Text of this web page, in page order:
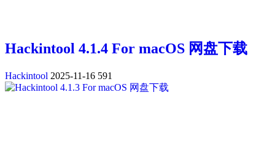
Hackintool 4.1.4 For macOS 网盘下载
Hackintool 2025-11-16 591